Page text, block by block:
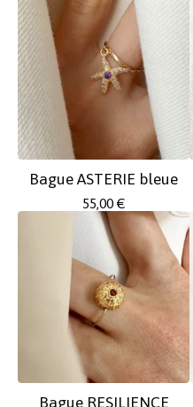
Bague ASTERIE bleue
55,00 €
Bague RESILIENCE